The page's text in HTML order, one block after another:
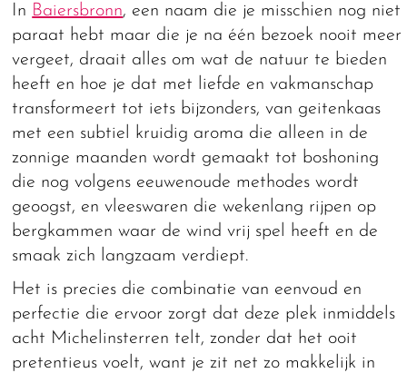
In Baiersbronn, een naam die je misschien nog niet
paraat hebt maar die je na één bezoek nooit meer
vergeet, draait alles om wat de natuur te bieden
heeft en hoe je dat met liefde en vakmanschap
transformeert tot iets bijzonders, van geitenkaas
met een subtiel kruidig aroma die alleen in de
zonnige maanden wordt gemaakt tot boshoning
die nog volgens eeuwenoude methodes wordt
geoogst, en vleeswaren die wekenlang rijpen op
bergkammen waar de wind vrij spel heeft en de
smaak zich langzaam verdiept.
Het is precies die combinatie van eenvoud en
perfectie die ervoor zorgt dat deze plek inmiddels
acht Michelinsterren telt, zonder dat het ooit
pretentieus voelt, want je zit net zo makkelijk in